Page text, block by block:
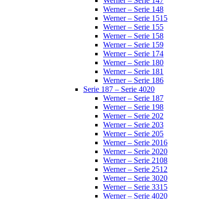
Werner – Serie 148
Werner – Serie 1515
Werner – Serie 155
Werner – Serie 158
Werner – Serie 159
Werner – Serie 174
Werner – Serie 180
Werner – Serie 181
Werner – Serie 186
Serie 187 – Serie 4020
Werner – Serie 187
Werner – Serie 198
Werner – Serie 202
Werner – Serie 203
Werner – Serie 205
Werner – Serie 2016
Werner – Serie 2020
Werner – Serie 2108
Werner – Serie 2512
Werner – Serie 3020
Werner – Serie 3315
Werner – Serie 4020